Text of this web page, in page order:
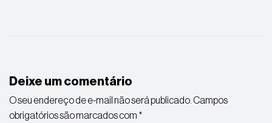
Deixe um comentário
O seu endereço de e-mail não será publicado. Campos
obrigatórios são marcados com *